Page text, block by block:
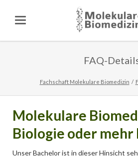
FAQ-
Fachschaft Molekulare Biomedizin
Molekulare
Biologie oder mehr
Unser Bachelor ist in dieser Hinsicht